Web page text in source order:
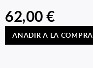
62,00 €
AÑADIR A LA COMPRA